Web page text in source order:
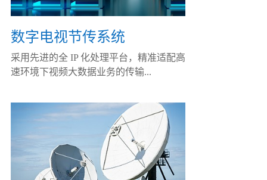
数字电视节传系统
采用先进的全 IP 化处理平台，精准适配高
速环境下视频大数据业务的传输...